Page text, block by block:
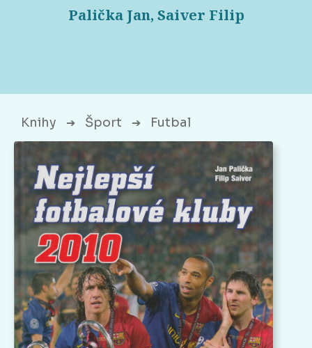
Palička Jan, Saiver Filip
Knihy ➔ Šport ➔ Futbal